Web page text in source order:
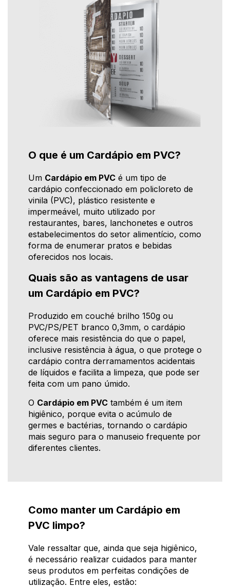
O que é um Cardápio em PVC?
Um Cardápio em PVC é um tipo de
cardápio confeccionado em policloreto de
vinila (PVC), plástico resistente e
impermeável, muito utilizado por
restaurantes, bares, lanchonetes e outros
estabelecimentos do setor alimentício, como
forma de enumerar pratos e bebidas
oferecidos nos locais.
Quais são as vantagens de usar
um Cardápio em PVC?
Produzido em couché brilho 150g ou
PVC/PS/PET branco 0,3mm, o cardápio
oferece mais resistência do que o papel,
inclusive resistência à água, o que protege o
cardápio contra derramamentos acidentais
de líquidos e facilita a limpeza, que pode ser
feita com um pano úmido.
O Cardápio em PVC também é um item
higiênico, porque evita o acúmulo de
germes e bactérias, tornando o cardápio
mais seguro para o manuseio frequente por
diferentes clientes.
Como manter um Cardápio em
PVC limpo?
Vale ressaltar que, ainda que seja higiênico,
é necessário realizar cuidados para manter
seus produtos em perfeitas condições de
utilização. Entre eles, estão: